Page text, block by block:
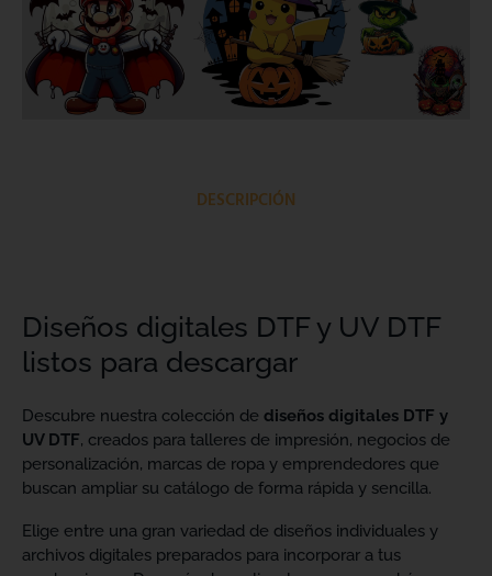
DESCRIPCIÓN
Diseños digitales DTF y UV DTF
listos para descargar
Descubre nuestra colección de diseños digitales DTF y
UV DTF, creados para talleres de impresión, negocios de
personalización, marcas de ropa y emprendedores que
buscan ampliar su catálogo de forma rápida y sencilla.
Elige entre una gran variedad de diseños individuales y
archivos digitales preparados para incorporar a tus